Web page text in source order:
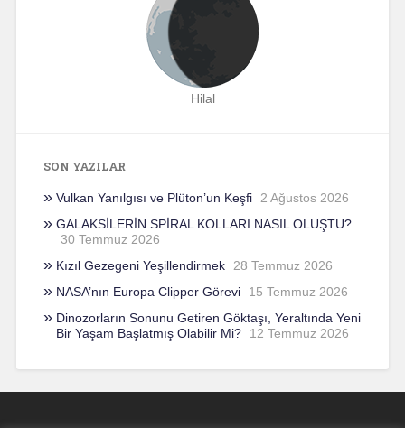
Hilal
SON YAZILAR
Vulkan Yanılgısı ve Plüton’un Keşfi
2 Ağustos 2026
GALAKSİLERİN SPİRAL KOLLARI NASIL OLUŞTU?
30 Temmuz 2026
Kızıl Gezegeni Yeşillendirmek
28 Temmuz 2026
NASA’nın Europa Clipper Görevi
15 Temmuz 2026
Dinozorların Sonunu Getiren Göktaşı, Yeraltında Yeni
Bir Yaşam Başlatmış Olabilir Mi?
12 Temmuz 2026